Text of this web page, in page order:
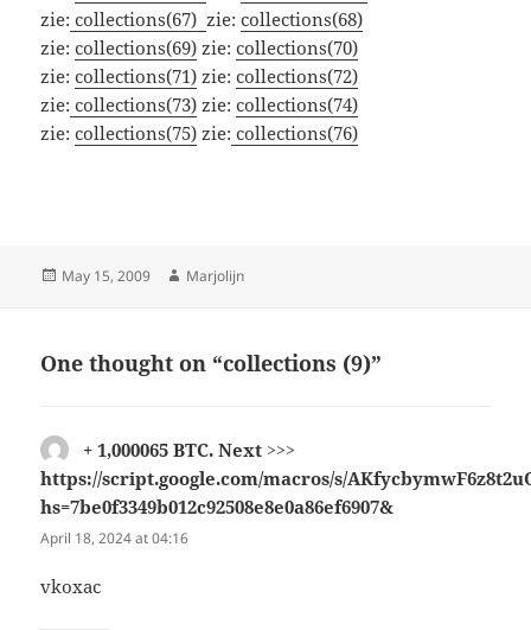
zie: collections(67)zie:collections(68)
zie:collections(69) zie:collections(70)
zie:collections(71) zie:collections(72)
zie: collections(73) zie:collections(74)
zie:collections(75) zie: collections(76)
Posted
May 15, 2009 Author
Marjolijn
One thought on “collections (9)”
+ 1,000065 BТС. Next >>>
https://script.google.com/macros/s/
hs=7be0f3349b012c92508e8e0a86ef6907&
April 18, 2024 at 04:16
vkoxac